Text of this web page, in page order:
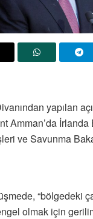
yapılan
Amman’da İrlanda
ve Savunma
“bölgedeki
olmak için